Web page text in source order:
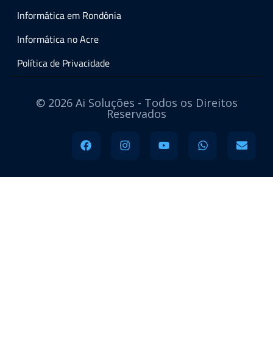
Informática em Rondônia
Informática no Acre
Política de Privacidade
© 2026 Ai Soluções - Todos os Direitos
Reservados